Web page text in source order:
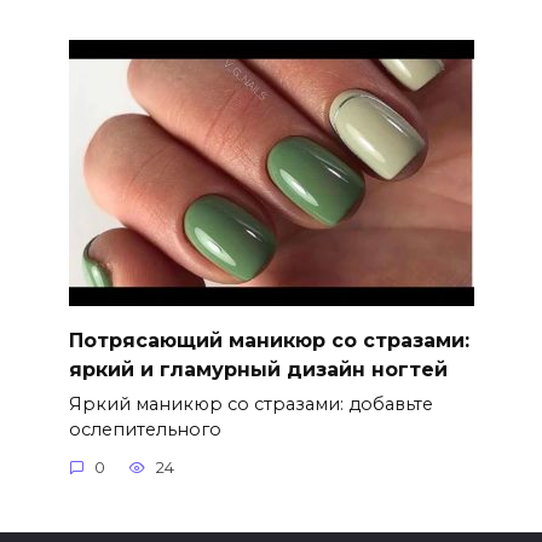
Потрясающий маникюр со стразами:
яркий и гламурный дизайн ногтей
Яркий маникюр со стразами: добавьте
ослепительного
0 24